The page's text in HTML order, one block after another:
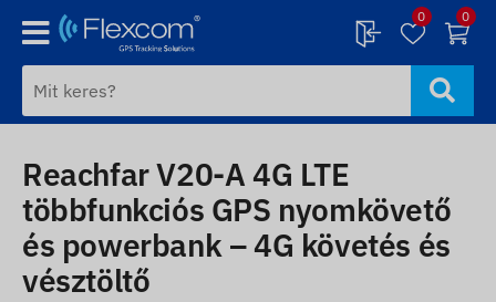
0 0
Reachfar V20-A 4G LTE
többfunkciós GPS nyomkövető
és powerbank – 4G követés és
vésztöltő